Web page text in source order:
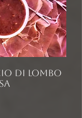
dI lomBO